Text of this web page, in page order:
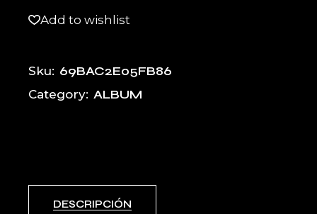
Add to wishlist
Sku: 69BAC2E05FB86
Category: ALBUM
DESCRIPCIÓN